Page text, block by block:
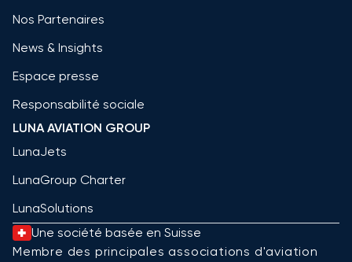
Nos Partenaires
News & Insights
Espace presse
Responsabilité sociale
LUNA AVIATION GROUP
LunaJets
LunaGroup Charter
LunaSolutions
Une société basée en Suisse
Membre des principales associations d'aviation